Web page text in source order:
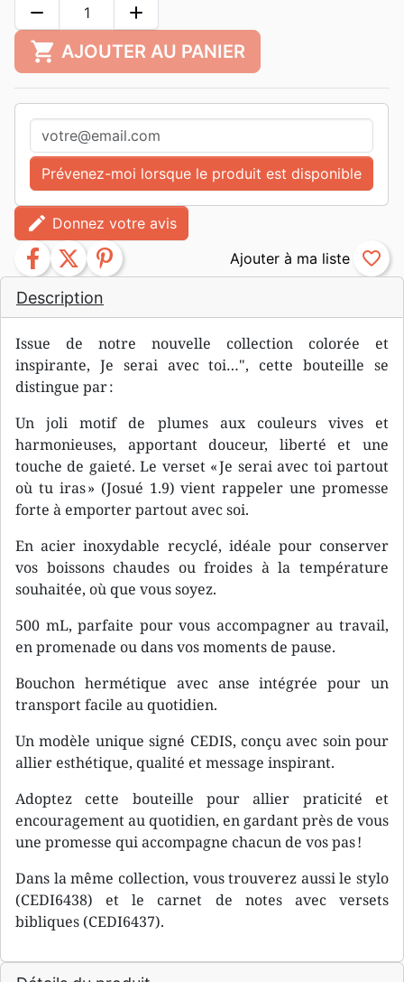
Description
Issue de notre nouvelle collection colorée et
inspirante, Je serai avec toi…", cette bouteille se
distingue par :
Un joli motif de plumes aux couleurs vives et
harmonieuses, apportant douceur, liberté et une
touche de gaieté. Le verset « Je serai avec toi partout
où tu iras » (Josué 1.9) vient rappeler une promesse
forte à emporter partout avec soi.
En acier inoxydable recyclé, idéale pour conserver
vos boissons chaudes ou froides à la température
souhaitée, où que vous soyez.
500 mL, parfaite pour vous accompagner au travail,
en promenade ou dans vos moments de pause.
Bouchon hermétique avec anse intégrée pour un
transport facile au quotidien.
Un modèle unique signé CEDIS, conçu avec soin pour
allier esthétique, qualité et message inspirant.
Adoptez cette bouteille pour allier praticité et
encouragement au quotidien, en gardant près de vous
une promesse qui accompagne chacun de vos pas !
Dans la même collection, vous trouverez aussi le stylo
(CEDI6438) et le carnet de notes avec versets
bibliques (CEDI6437).
remove add
shopping_cart AJOUTER AU PANIER
Prévenez-moi lorsque le produit est disponible
edit Donnez votre avis
facebook twitter pinterest favorite_border